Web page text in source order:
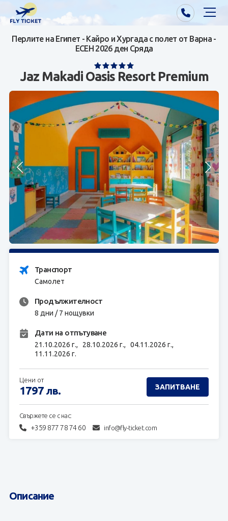
Почивки от Варна
Почивки от София/Пловдив/Бургас
Самолетни билети
Визи
Контакти
За нас
ЗАПИТВАНЕ
Перлите на Египет - Кайро и Хургада с полет от Варна -
ЕСЕН 2026 ден Сряда
Jaz Makadi Oasis Resort Premium
Транспорт
Самолет
Продължителност
8 дни / 7 нощувки
Дати на отпътуване
21.10.2026 г., 28.10.2026 г., 04.11.2026 г.,
11.11.2026 г.
Свържете се с нас:
+359 877 78 74 60 info@fly-ticket.com
Цени от
1797 лв. ЗАПИТВАНЕ
Описание